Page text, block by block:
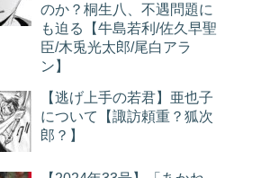
のか？桐生八、不遇問題に
も迫る【牛島若利/佐久早聖
臣/木兎光太郎/尾白アラ
ン】
【逃げ上手の若君】亜也子
について【諏訪頼重？狐次
郎？】